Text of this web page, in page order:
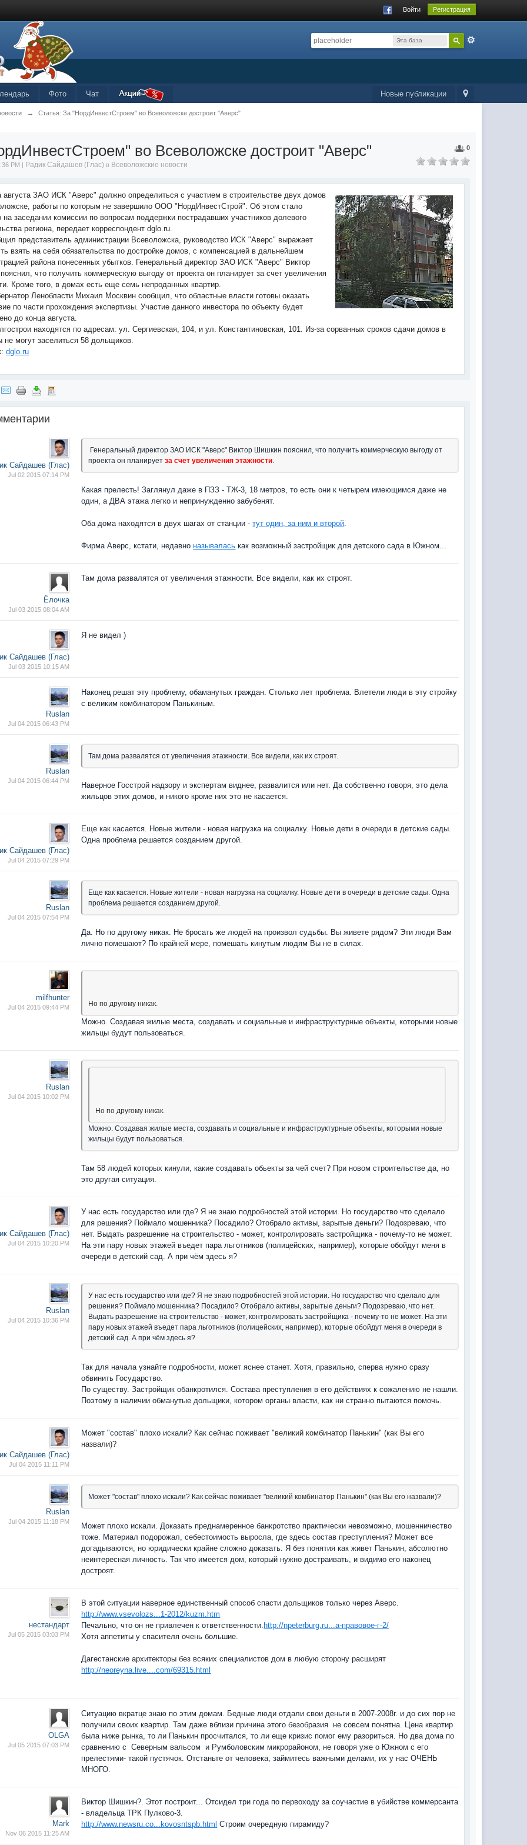
Войти Регистрация
Эта база
Новые публикации
Фото Чат
→ Статья: За "НордИнвестСтроем" во Всеволожске достроит "Аверс"
0
во Всеволожске достроит "Аверс"
PM | Радик Сайдашев (Глас) в Всеволожские новости
августа ЗАО ИСК "Аверс" должно определиться с участием в строительстве двух домов
работы по которым не завершило ООО "НордИнвестСтрой". Об этом стало
на заседании комиссии по вопросам поддержки пострадавших участников долевого
региона, передает корреспондент dglo.ru.
представитель администрации Всеволожска, руководство ИСК "Аверс" выражает
взять на себя обязательства по достройке домов, с компенсацией в дальнейшем
района понесенных убытков. Генеральный директор ЗАО ИСК "Аверс" Виктор
что получить коммерческую выгоду от проекта он планирует за счет увеличения
Кроме того, в домах есть еще семь непроданных квартир.
Ленобласти Михаил Москвин сообщил, что областные власти готовы оказать
по части прохождения экспертизы. Участие данного инвестора по объекту будет
до конца августа.
находятся по адресам: ул. Сергиевская, 104, и ул. Константиновская, 101. Из-за сорванных сроков сдачи домов в
не могут заселиться 58 дольщиков.
dglo.ru
Сайдашев (Глас)
Jul 02 2015 07:14 PM
Генеральный директор ЗАО ИСК "Аверс" Виктор Шишкин пояснил, что получить коммерческую выгоду от
проекта он планирует за счет увеличения этажности.
Какая прелесть! Заглянул даже в ПЗЗ - ТЖ-3, 18 метров, то есть они к четырем имеющимся даже не
один, а ДВА этажа легко и непринужденно забубенят.
Оба дома находятся в двух шагах от станции -тут один, за ним и второй.
Фирма Аверс, кстати, недавно называлась как возможный застройщик для детского сада в Южном...
Ёлочка
Jul 03 2015 08:04 AM
Там дома развалятся от увеличения этажности. Все видели, как их строят.
Сайдашев (Глас)
Jul 03 2015 10:15 AM
Я не видел )
Ruslan
Jul 04 2015 06:43 PM
Наконец решат эту проблему, обаманутых граждан. Столько лет проблема. Влетели люди в эту стройку
с великим комбинатором Панькиным.
Ruslan
Jul 04 2015 06:44 PM
Там дома развалятся от увеличения этажности. Все видели, как их строят.
Наверное Госстрой надзору и экспертам виднее, развалится или нет. Да собственно говоря, это дела
жильцов этих домов, и никого кроме них это не касается.
Сайдашев (Глас)
Jul 04 2015 07:29 PM
Еще как касается. Новые жители - новая нагрузка на социалку. Новые дети в очереди в детские сады.
Одна проблема решается созданием другой.
Ruslan
Jul 04 2015 07:54 PM
Еще как касается. Новые жители - новая нагрузка на социалку. Новые дети в очереди в детские сады. Одна
проблема решается созданием другой.
Да. Но по другому никак. Не бросать же людей на произвол судьбы. Вы живете рядом? Эти люди Вам
лично помешают? По крайней мере, помешать кинутым людям Вы не в силах.
milfhunter
Jul 04 2015 09:44 PM Но по другому никак.
Можно. Создавая жилые места, создавать и социальные и инфраструктурные объекты, которыми новые
жильцы будут пользоваться.
Ruslan
Jul 04 2015 10:02 PM
Но по другому никак.
Можно. Создавая жилые места, создавать и социальные и инфраструктурные объекты, которыми новые
жильцы будут пользоваться.
Там 58 людей которых кинули, какие создавать обьекты за чей счет? При новом строительстве да, но
это другая ситуация.
Сайдашев (Глас)
Jul 04 2015 10:20 PM
У нас есть государство или где? Я не знаю подробностей этой истории. Но государство что сделало
для решения? Поймало мошенника? Посадило? Отобрало активы, зарытые деньги? Подозреваю, что
нет. Выдать разрешение на строительство - может, контролировать застройщика - почему-то не может.
На эти пару новых этажей въедет пара льготников (полицейских, например), которые обойдут меня в
очереди в детский сад. А при чём здесь я?
Ruslan
Jul 04 2015 10:36 PM
У нас есть государство или где? Я не знаю подробностей этой истории. Но государство что сделало для
решения? Поймало мошенника? Посадило? Отобрало активы, зарытые деньги? Подозреваю, что нет.
Выдать разрешение на строительство - может, контролировать застройщика - почему-то не может. На эти
пару новых этажей въедет пара льготников (полицейских, например), которые обойдут меня в очереди в
детский сад. А при чём здесь я?
Так для начала узнайте подробности, может яснее станет. Хотя, правильно, сперва нужно сразу
обвинить Государство.
По существу. Застройщик обанкротился. Состава преступления в его действиях к сожалению не нашли.
Поэтому в наличии обманутые дольщики, котором органы власти, как ни странно пытаются помочь.
Сайдашев (Глас)
Jul 04 2015 11:11 PM
Может "состав" плохо искали? Как сейчас поживает "великий комбинатор Панькин" (как Вы его
назвали)?
Ruslan
Jul 04 2015 11:18 PM
Может "состав" плохо искали? Как сейчас поживает "великий комбинатор Панькин" (как Вы его назвали)?
Может плохо искали. Доказать преднамеренное банкротство практически невозможно, мошенничество
тоже. Материал подорожал, себестоимость выросла, где здесь состав преступления? Может все
догадываются, но юридически крайне сложно доказать. Я без понятия как живет Панькин, абсолютно
неинтересная личность. Так что имеется дом, который нужно достраивать, и видимо его наконец
достроят.
нестандарт
Jul 05 2015 03:03 PM
В этой ситуации наверное единственный способ спасти дольщиков только через Аверс.
http://www.vsevolozs...1-2012/kuzm.htm
Печально, что он не привлечен к ответственности. http://npeterburg.ru...а-правовое-г-2/
Хотя аппетиты у спасителя очень большие.
Дагестанские архитекторы без всяких специалистов дом в любую сторону расширят
http://neoreyna.live....com/69315.html
OLGA
Jul 05 2015 07:03 PM
Cитуацию вкратце знаю по этим домам. Бедные люди отдали свои деньги в 2007-2008г. и до сих пор не
получили своих квартир. Там даже вблизи причина этого безобразия не совсем понятна. Цена квартир
была ниже рынка, то ли Панькин просчитался, то ли еще кризис помог ему разориться. Но два дома по
сравнению с Северным вальсом и Румболовским микрорайоном, не говоря уже о Южном с его
прелестями- такой пустячок. Отстаньте от человека, займитесь важными делами, их у нас ОЧЕНЬ
МНОГО.
Mark
Nov 06 2015 11:25 AM
Виктор Шишкин?. Этот построит... Отсидел три года по первоходу за соучастие в убийстве коммерсанта
- владельца ТРК Пулково-3.
http://www.newsru.co...kovosntspb.html Строим очередную пирамиду?